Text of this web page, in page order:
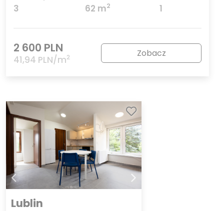
3
62 m2
1
2 600 PLN
41,94 PLN/m2 Zobacz
Lublin